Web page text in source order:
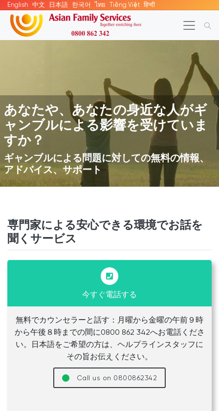
English 中文 日本語 한국어 ไทย Tiếng Việt हिन्दी
あなたや、あなたの身近な人がギ
ャンブルによる影響を受けていま
すか？
ギャンブルによる問題に対しての無料の情報、
アドバイス、サポート
専門家による安心できる環境でお話を
聞くサービス
今すぐ電話する
無料でカウンセラーと話す：月曜から金曜の午前９時
から午後８時までの間に0800 862 342へお電話くださ
い。日本語をご希望の方は、ヘルプラインスタッフに
その旨お伝えください。
Call us on 0800862342